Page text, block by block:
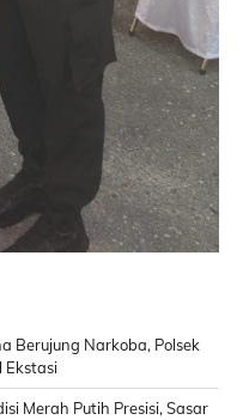
Berujung Narkoba, Polsek
Ekstasi
Merah Putih Presisi, Sasar